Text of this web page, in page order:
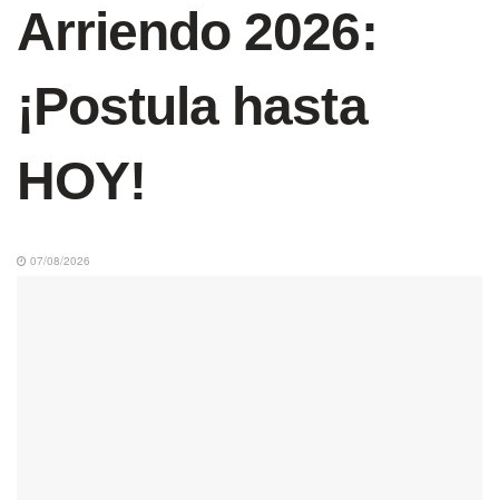
Arriendo 2026:
¡Postula hasta
HOY!
07/08/2026